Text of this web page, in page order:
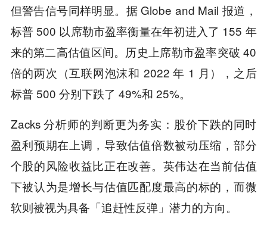
但警告信号同样明显。据 Globe and Mail 报道，
标普 500 以席勒市盈率衡量在年初进入了 155 年
来的第二高估值区间。历史上席勒市盈率突破 40
倍的两次（互联网泡沫和 2022 年 1 月），之后
标普 500 分别下跌了 49%和 25%。
Zacks 分析师的判断更为务实：股价下跌的同时
盈利预期在上调，导致估值倍数被动压缩，部分
个股的风险收益比正在改善。英伟达在当前估值
下被认为是增长与估值匹配度最高的标的，而微
软则被视为具备「追赶性反弹」潜力的方向。